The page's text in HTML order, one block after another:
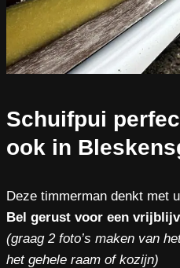
Schuifpui
ook in
Deze timmerman denkt met
Bel gerust voor een
(graag 2 foto’s maken van
het gehele raam of kozijn)